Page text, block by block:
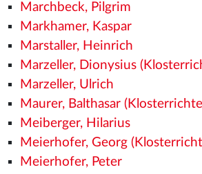
Marchbeck, Pilgrim
Markhamer, Kaspar
Marstaller, Heinrich
Marzeller, Dionysius
Marzeller, Ulrich
Maurer, Balthasar
Meiberger, Hilarius
Meierhofer, Georg
Meierhofer, Peter